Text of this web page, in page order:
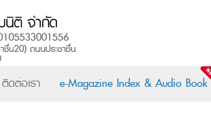
ติดต่อเรา e-Magazine Index & Audio Book